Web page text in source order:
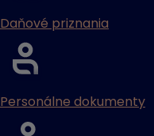
Daňové priznania
Personálne dokumenty